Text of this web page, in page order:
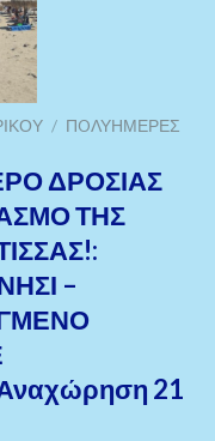
/ ΠOΛΥΉΜΕΡΕΣ
ΔΡΟΣΙΑΣ
ΤΗΣ
–
21